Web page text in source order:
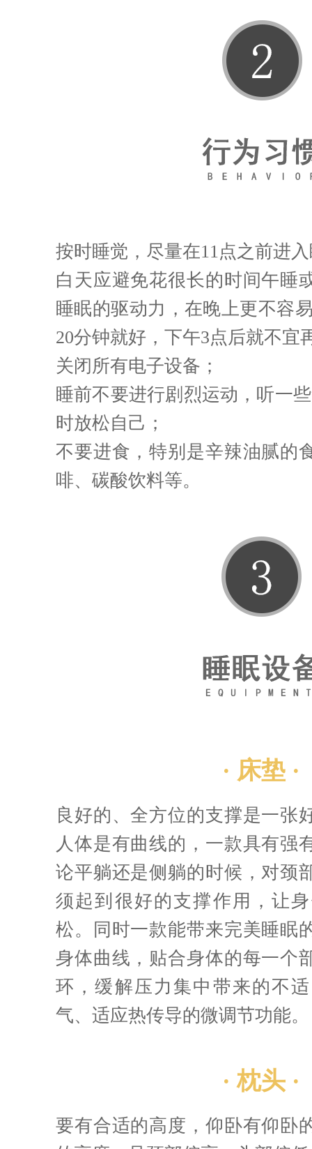
按时睡觉，尽量在11点之前进
白天应避免花很长的时间午睡
睡眠的驱动力，在晚上更不容
20分钟就好，下午3点后就不宜
关闭所有电子设备；
睡前不要进行剧烈运动，听一
时放松自己；
不要进食，特别是辛辣油腻的
啡、碳酸饮料等。
· 床垫 ·
良好的、全方位的支撑是一张
人体是有曲线的，一款具有强
论平躺还是侧躺的时候，对颈
须起到很好的支撑作用，让
松。同时一款能带来完美睡眠
身体曲线，贴合身体的每一个
环，缓解压力集中带来的不
气、适应热传导的微调节功能。
· 枕头 ·
要有合适的高度，仰卧有仰卧